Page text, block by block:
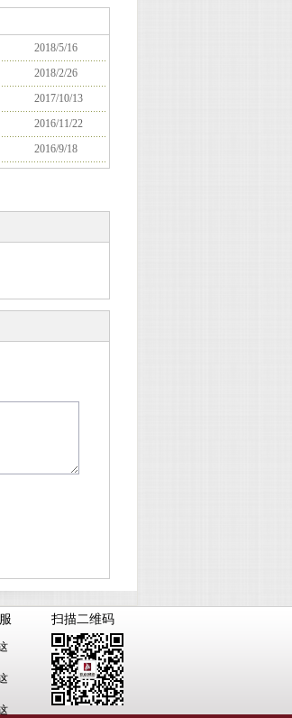
2018/5/16
2018/2/26
2017/10/13
2016/11/22
2016/9/18
扫描二维码